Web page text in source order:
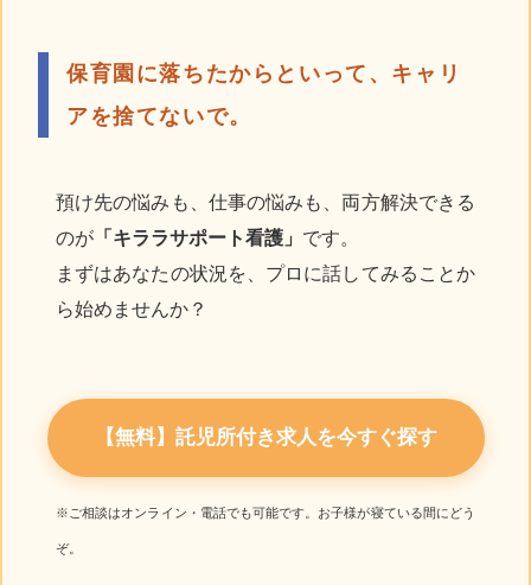
保育園に落ちたからといって、キャリ
アを捨てないで。
預け先の悩みも、仕事の悩みも、両方解決できる
のが 「キララサポート看護」 です。
まずはあなたの状況を、プロに話してみることか
ら始めませんか？
【無料】託児所付き求人を今すぐ探す
※ご相談はオンライン・電話でも可能です。お子様が寝ている間にどう
ぞ。